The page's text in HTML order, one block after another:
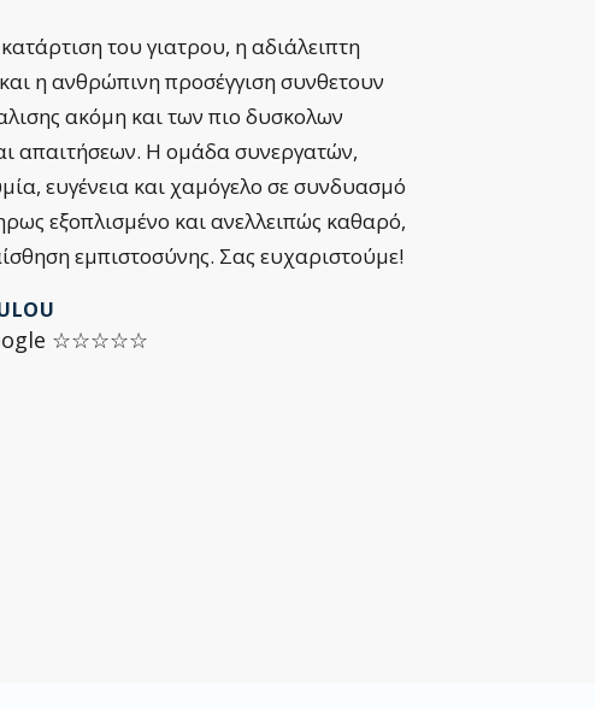
του γιατρου, η αδιάλειπτη
η ανθρώπινη προσέγγιση συνθετουν
ακόμη και των πιο δυσκολων
απαιτήσεων. Η ομάδα συνεργατών,
ευγένεια και χαμόγελο σε συνδυασμό
εξοπλισμένο και ανελλειπώς καθαρό,
εμπιστοσύνης. Σας ευχαριστούμε!
☆☆☆☆☆